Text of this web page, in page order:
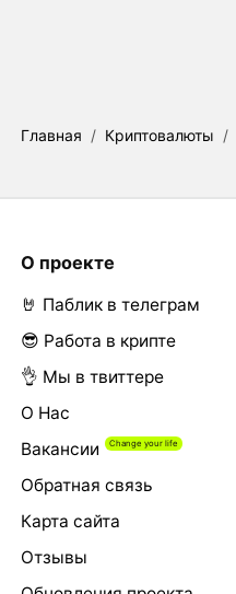
Главная / Криптовалюты /
О проекте
🤘 Паблик в телеграм
😎 Работа в крипте
👌 Мы в твиттере
О Нас
Вакансии
Обратная связь
Карта сайта
Отзывы